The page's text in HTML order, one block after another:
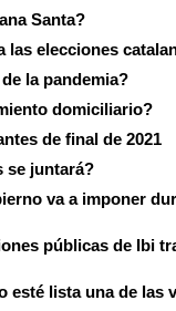
Santa?
las elecciones
la pandemia?
domiciliario?
de final de 2021
se juntará?
va a imponer
públicas de Ibi
esté lista una de las